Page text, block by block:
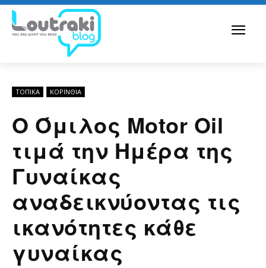
ΤΟΠΙΚΑ ΚΟΡΙΝΘΊΑ
Ο Όμιλος Motor Oil
τιμά την Ημέρα της
Γυναίκας
αναδεικνύοντας τις
ικανότητες κάθε
γυναίκας